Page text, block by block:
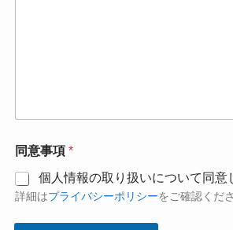
同意事項 *
個人情報の取り扱いについて同意
詳細はプライバシーポリシーをご確認くださ